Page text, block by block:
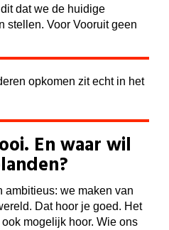
dat we de huidige
stellen. Voor Vooruit geen
opkomen zit echt in het
En waar wil
ambitieus: we maken van
Dat hoor je goed. Het
mogelijk hoor. Wie ons